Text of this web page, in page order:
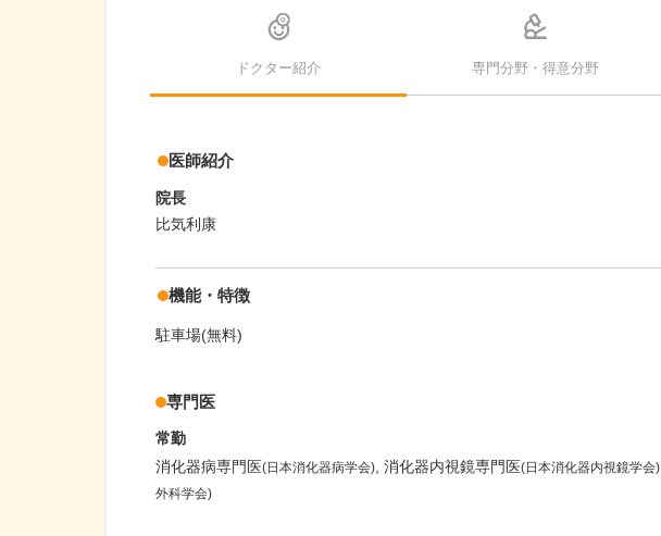
ドクター紹介 専門分野・得意分野
医師紹介
院長
比気利康
機能・特徴
駐車場(無料)
専門医
常勤
消化器病専門医(日本消化器病学会) 消化器内視鏡専門医(日本消化器内視鏡学会)
外科学会)